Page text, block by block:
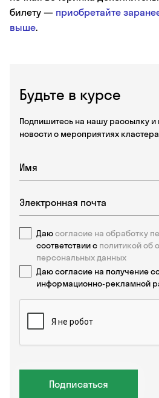
Будьте в курсе
Подпишитесь на нашу рассылку
новости о мероприятиях
Даюсогласие на обработку
соответствии с политикой об
персональных данных
Даю согласие на получение
информационно-рекламной
Подписаться
билету — приобретайте
выше.